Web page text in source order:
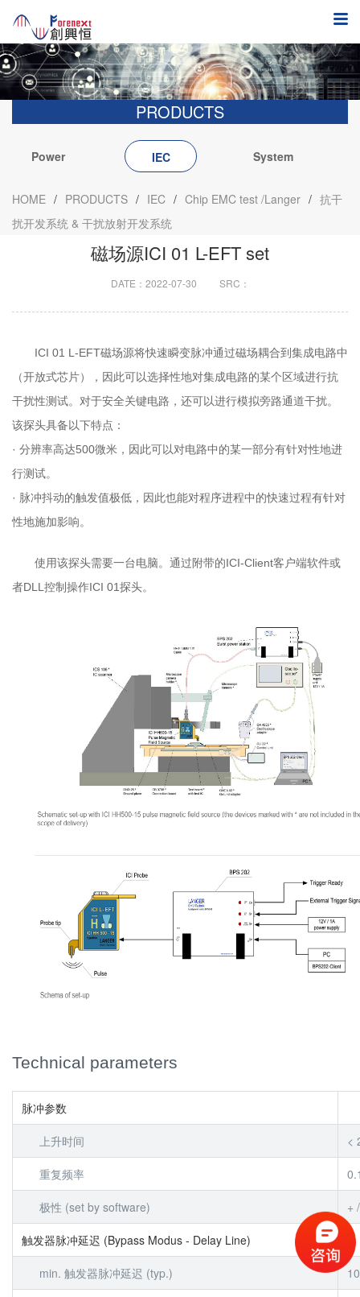
PRODUCTS
Power
IEC
System
HOME / PRODUCTS / IEC / Chip EMC test /Langer / 抗干
扰开发系统 & 干扰放射开发系统
磁场源ICI 01 L-EFT set
DATE：2022-07-30 SRC：
ICI 01 L-EFT磁场源将快速瞬变脉冲通过磁场耦合到集成电路中
（开放式芯片），因此可以选择性地对集成电路的某个区域进行抗
干扰性测试。对于安全关键电路，还可以进行模拟旁路通道干扰。
该探头具备以下特点：
· 分辨率高达500微米，因此可以对电路中的某一部分有针对性地进
行测试。
· 脉冲抖动的触发值极低，因此也能对程序进程中的快速过程有针对
性地施加影响。
使用该探头需要一台电脑。通过附带的ICI-Client客户端软件或
者DLL控制操作ICI 01探头。
Technical parameters
脉冲参数
上升时间 <
重复频率
极性 (set by software) +
触发器脉冲延迟 (Bypass Modus - Delay Line)
min. 触发器脉冲延迟 (typ.)